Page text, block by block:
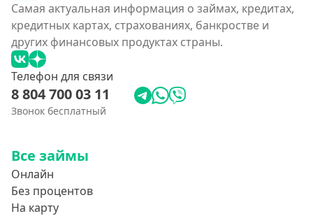
Самая актуальная информация о займах, кредитах,
кредитных картах, страхованиях, банкростве и
других финансовых продуктах страны.
Телефон для связи
8 804 700 03 11
Звонок бесплатный
Все займы
Онлайн
Без процентов
На карту